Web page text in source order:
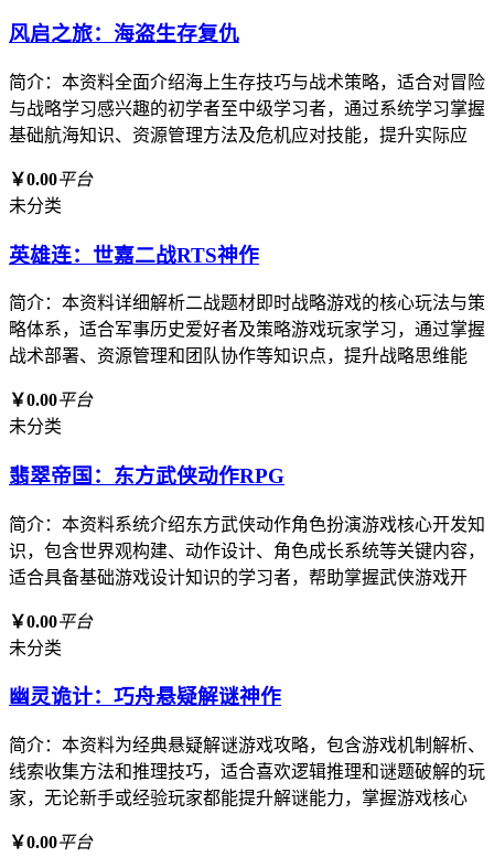
风启之旅：海盗生存复仇
简介：本资料全面介绍海上生存技巧与战术策略，适合对冒险
与战略学习感兴趣的初学者至中级学习者，通过系统学习掌握
基础航海知识、资源管理方法及危机应对技能，提升实际应
￥0.00平台
未分类
英雄连：世嘉二战RTS神作
简介：本资料详细解析二战题材即时战略游戏的核心玩法与策
略体系，适合军事历史爱好者及策略游戏玩家学习，通过掌握
战术部署、资源管理和团队协作等知识点，提升战略思维能
￥0.00平台
未分类
翡翠帝国：东方武侠动作RPG
简介：本资料系统介绍东方武侠动作角色扮演游戏核心开发知
识，包含世界观构建、动作设计、角色成长系统等关键内容，
适合具备基础游戏设计知识的学习者，帮助掌握武侠游戏开
￥0.00平台
未分类
幽灵诡计：巧舟悬疑解谜神作
简介：本资料为经典悬疑解谜游戏攻略，包含游戏机制解析、
线索收集方法和推理技巧，适合喜欢逻辑推理和谜题破解的玩
家，无论新手或经验玩家都能提升解谜能力，掌握游戏核心
￥0.00平台